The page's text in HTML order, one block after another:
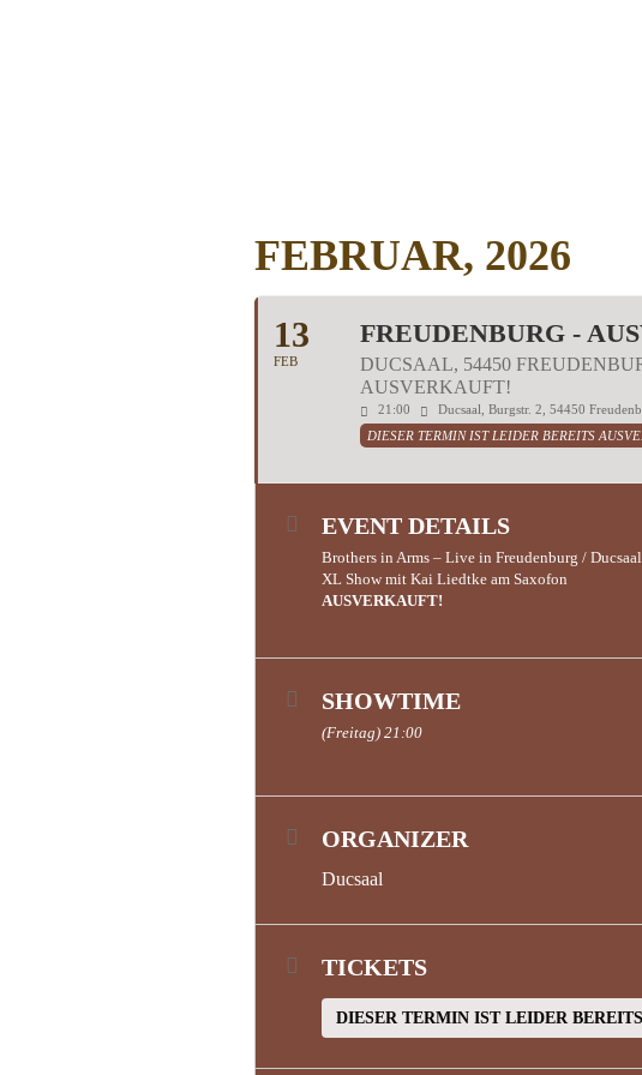
FEBRUAR, 2026
13
FEB
FREUDENBURG -
DUCSAAL, 54450
AUSVERKAUFT!
21:00
Ducsaal, Burgstr. 2, 54450
DIESER TERMIN IST LEIDER BEREITS
EVENT DETAILS
Brothers in Arms – Live in Freudenburg / Ducsaal
XL Show mit Kai Liedtke am Saxofon
AUSVERKAUFT!
SHOWTIME
(Freitag) 21:00
ORGANIZER
Ducsaal
TICKETS
DIESER TERMIN IST LEIDER